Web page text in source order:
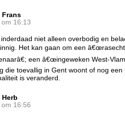
Frans
16:13
niet alleen overbodig en
Het kan gaan om een
een â€œingeweken West-
die toevallig in Gent woont of nog
is veranderd.
Herb
16:56